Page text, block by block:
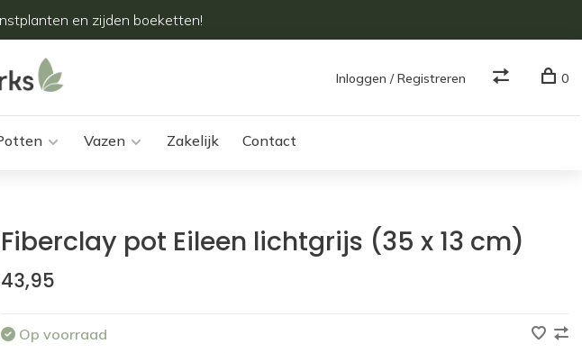
en zijden boeketten!
Vazen Zakelijk Contact
Inloggen / Registreren 0
Fiberclay pot Eileen lichtgrijs (35 x 13 cm)
43,95
Op voorraad